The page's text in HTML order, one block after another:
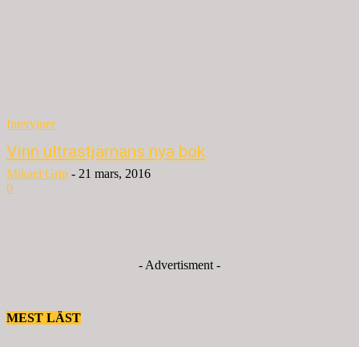
Intervjuer
Vinn ultrastjärnans nya bok
Mikael Grip - 21 mars, 2016
0
- Advertisment -
MEST LÄST